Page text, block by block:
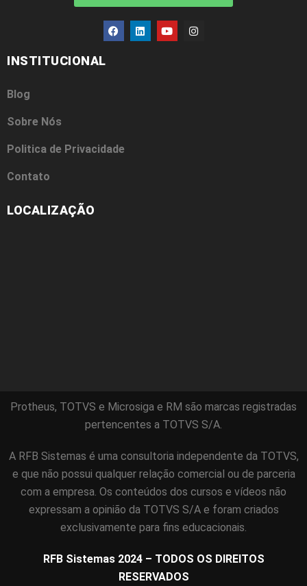
INSTITUCIONAL
Blog
Sobre Nós
Politica de Privacidade
Contato
LOCALIZAÇÃO
Protheus, TOTVS e Microsiga e RM são marcas registradas
pertencentes a TOTVS S/A.
A RFB Sistemas é uma consultoria independente da TOTVS,
e que não possui qualquer relação comercial ou de parceria
com a empresa. Os conteúdos dos cursos e vídeos não
expressam a opinião da TOTVS S/A e foram criados
exclusivamente para fins educacionais.
RFB Sistemas 2024 – TODOS OS DIREITOS
RESERVADOS